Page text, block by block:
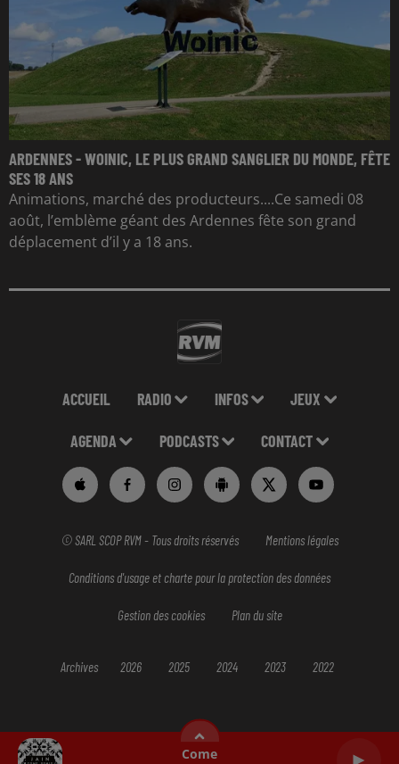
Come
ARDENNES - WOINIC, LE PLUS GRAND SANGLIER DU MONDE, FÊTE
SES 18 ANS
Animations, marché des producteurs....Ce samedi 08
août, l’emblème géant des Ardennes fête son grand
déplacement d’il y a 18 ans.
ACCUEIL RADIO INFOS JEUX
AGENDA PODCASTS CONTACT
© SARL SCOP RVM - Tous droits réservés Mentions légales
Conditions d'usage et charte pour la protection des données
Gestion des cookies Plan du site
Archives 2026 2025 2024 2023 2022